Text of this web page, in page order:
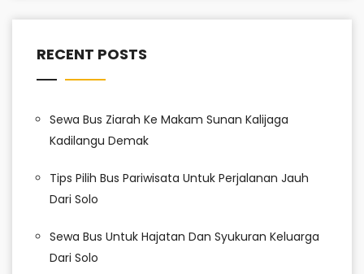
RECENT POSTS
Sewa Bus Ziarah Ke Makam Sunan Kalijaga
Kadilangu Demak
Tips Pilih Bus Pariwisata Untuk Perjalanan Jauh
Dari Solo
Sewa Bus Untuk Hajatan Dan Syukuran Keluarga
Dari Solo